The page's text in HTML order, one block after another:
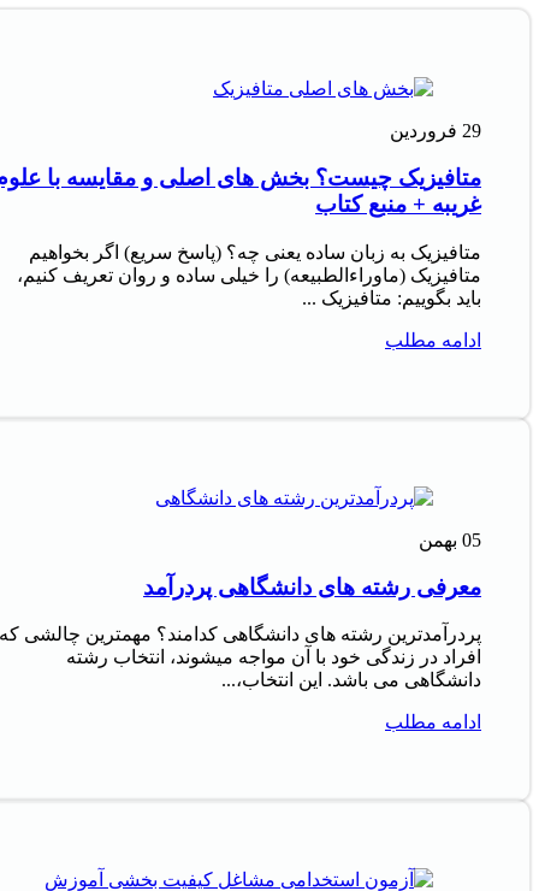
29 فروردین
متافیزیک چیست؟ بخش های اصلی و مقایسه با
غریبه + منبع کتاب
متافیزیک به زبان ساده یعنی چه؟ (پاسخ سریع) اگر بخواهیم
متافیزیک (ماوراءالطبیعه) را خیلی ساده و روان تعریف کنیم،
باید بگوییم: متافیزیک ...
ادامه مطلب
05 بهمن
معرفی رشته های دانشگاهی پردرآمد
پردرآمدترین رشته های دانشگاهی کدامند؟ مهمترین چالشی که
افراد در زندگی خود با آن مواجه میشوند، انتخاب رشته
دانشگاهی می باشد. این انتخاب،...
ادامه مطلب